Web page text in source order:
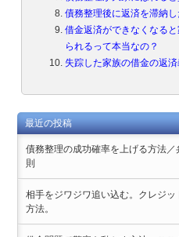
債務整理後に返済を滞納し
借金返済ができなくなる
られるって本当なの？
失踪した家族の借金の返
最近の投稿
債務整理の成功確率を上げる方法
則
相手をジワジワ追い込む。クレジ
方法。